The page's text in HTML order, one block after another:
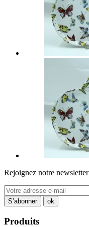
Rejoignez notre newsletter
Produits